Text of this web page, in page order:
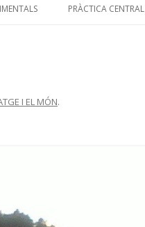
to PRÀCTICA CENTRAL
I EL MÓN.